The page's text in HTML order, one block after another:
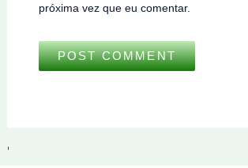
próxima vez que eu comentar.